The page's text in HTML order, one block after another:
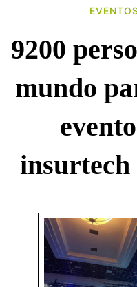
personas
todo
mundo
9200
mundo
insurtech